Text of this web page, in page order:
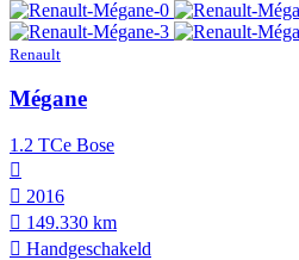
Renault
Mégane
1.2 TCe Bose
2016
149.330 km
Hand­geschakeld